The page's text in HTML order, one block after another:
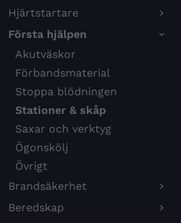
Hjärtstartare
Första hjälpen
Akutväskor
Förbandsmaterial
Stoppa blödningen
Stationer & skåp
Saxar och verktyg
Ögonskölj
Övrigt
Brandsäkerhet
Beredskap